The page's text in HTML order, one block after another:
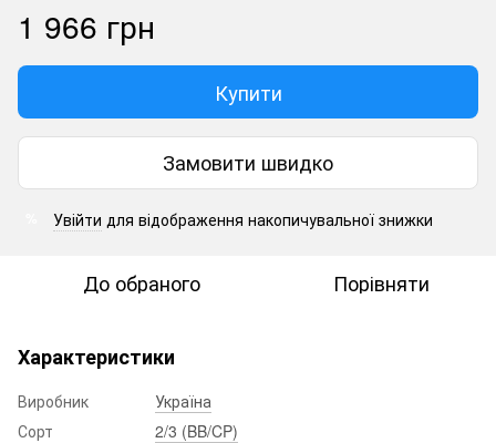
1 966 грн
Купити
Замовити швидко
Увійти для відображення накопичувальної знижки
До обраного Порівняти
Характеристики
Виробник
Україна
Сорт
2/3 (BB/CP)